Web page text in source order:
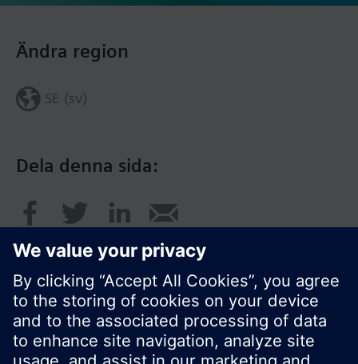
Dela denna sida:
Ändra region
SE (sv)